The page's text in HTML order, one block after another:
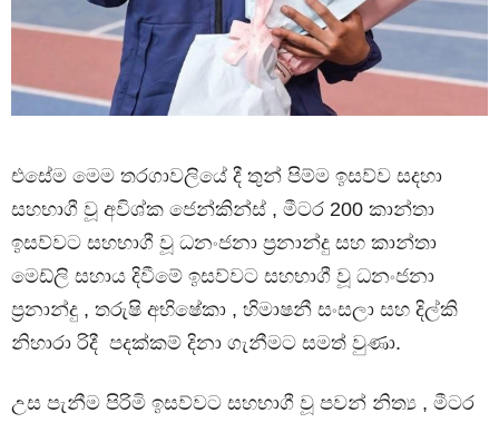
එසේම මෙම තරගාවලියේ දී තුන් පිම්ම ඉසව්ව සදහා
සහභාගී වූ අවිශ්ක ජෙන්කින්ස් , මීටර 200 කාන්තා
ඉසව්වට සහභාගී වූ ධනංජනා ප්‍රනාන්දු සහ කාන්තා
මෙඩ්ලි සහාය දිවීමේ ඉසව්වට සහභාගී වූ ධනංජනා
ප්‍රනාන්දු , තරුෂි අභිෂේකා , හිමාෂනී සංසලා සහ දිල්කි
නිහාරා රිදී පදක්කම් දිනා ගැනීමට සමත් වුණා.
උස පැනීම පිරිමි ඉසව්වට සහභාගී වූ පවන් නිත්‍ය , මීටර